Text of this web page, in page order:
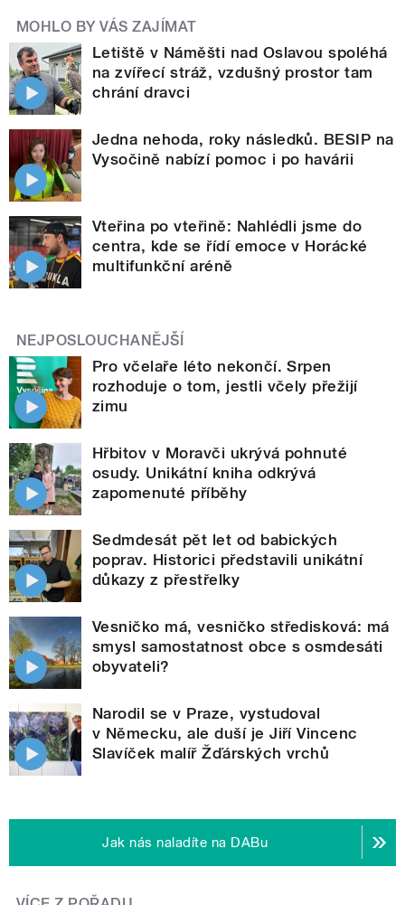
MOHLO BY VÁS ZAJÍMAT
Letiště v Náměšti nad Oslavou spoléhá
na zvířecí stráž, vzdušný prostor tam
chrání dravci
Jedna nehoda, roky následků. BESIP na
Vysočině nabízí pomoc i po havárii
Vteřina po vteřině: Nahlédli jsme do
centra, kde se řídí emoce v Horácké
multifunkční aréně
NEJPOSLOUCHANĚJŠÍ
Pro včelaře léto nekončí. Srpen
rozhoduje o tom, jestli včely přežijí
zimu
Hřbitov v Moravči ukrývá pohnuté
osudy. Unikátní kniha odkrývá
zapomenuté příběhy
Sedmdesát pět let od babických
poprav. Historici představili unikátní
důkazy z přestřelky
Vesničko má, vesničko středisková: má
smysl samostatnost obce s osmdesáti
obyvateli?
Narodil se v Praze, vystudoval
v Německu, ale duší je Jiří Vincenc
Slavíček malíř Žďárských vrchů
Jak nás naladíte na DABu